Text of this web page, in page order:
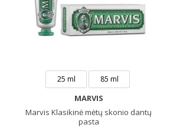
25 ml 85 ml
MARVIS
Marvis Klasikinė mėtų skonio dantų
pasta